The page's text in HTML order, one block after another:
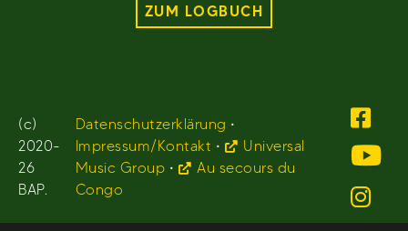
ZUM LOGBUCH
(c)
2020-
26
BAP.
Datenschutzerklärung •
Impressum/Kontakt •
Universal
Music Group •
Au secours du
Congo